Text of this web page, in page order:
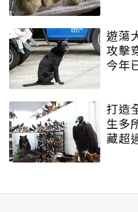
遊蕩
攻擊
今年
打造
生多
藏超